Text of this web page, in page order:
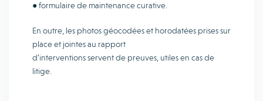
● formulaire de maintenance curative.
En outre, les photos géocodées et horodatées prises sur
place et jointes au rapport
d’interventions servent de preuves, utiles en cas de
litige.